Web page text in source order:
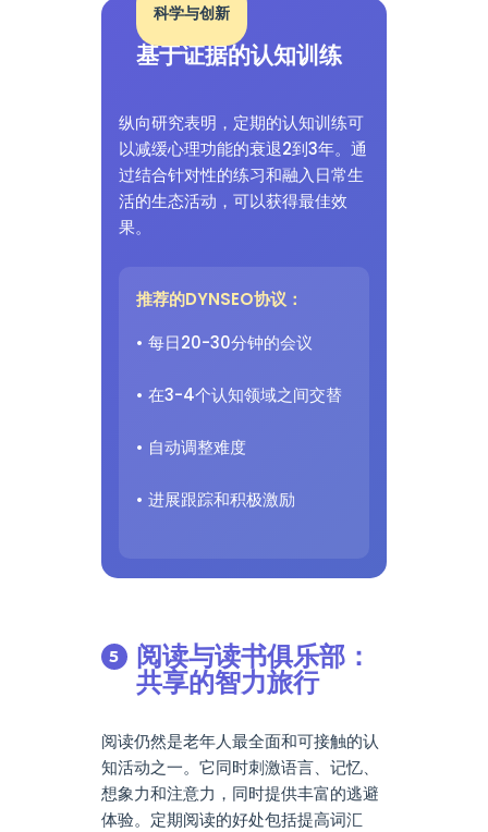
科学与创新
基于证据的认知训练
纵向研究表明，定期的认知训练可
以减缓心理功能的衰退2到3年。通
过结合针对性的练习和融入日常生
活的生态活动，可以获得最佳效
果。
推荐的DYNSEO协议：
• 每日20-30分钟的会议
• 在3-4个认知领域之间交替
• 自动调整难度
• 进展跟踪和积极激励
阅读与读书俱乐部：
共享的智力旅行
阅读仍然是老年人最全面和可接触的认
知活动之一。它同时刺激语言、记忆、
想象力和注意力，同时提供丰富的逃避
体验。定期阅读的好处包括提高词汇